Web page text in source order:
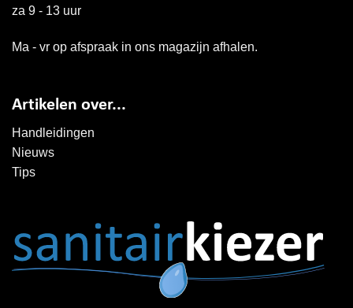
za 9 - 13 uur
Ma - vr op afspraak in ons magazijn afhalen.
Artikelen over...
Handleidingen
Nieuws
Tips